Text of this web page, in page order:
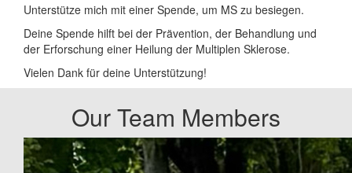
Unterstütze mich mit einer Spende, um MS zu besiegen.
Deine Spende hilft bei der Prävention, der Behandlung und
der Erforschung einer Heilung der Multiplen Sklerose.
Vielen Dank für deine Unterstützung!
Our Team Members